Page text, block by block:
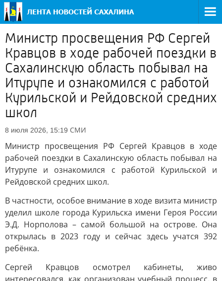
Министр просвещения РФ Сергей
Кравцов в ходе рабочей поездки в
Сахалинскую область побывал на
Итурупе и ознакомился с работой
Курильской и Рейдовской средних
школ
8 июля 2026, 15:19 СМИ
Министр просвещения РФ Сергей Кравцов в ходе
рабочей поездки в Сахалинскую область побывал на
Итурупе и ознакомился с работой Курильской и
Рейдовской средних школ.
В частности, особое внимание в ходе визита министр
уделил школе города Курильска имени Героя России
Э.Д. Норполова – самой большой на острове. Она
открылась в 2023 году и сейчас здесь учатся 392
ребёнка.
Сергей Кравцов осмотрел кабинеты, живо